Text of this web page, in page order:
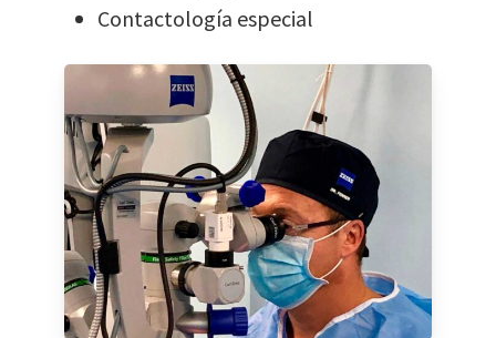
Contactología especial